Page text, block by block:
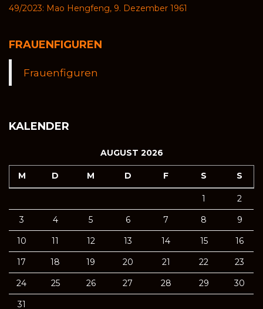
49/2023: Mao Hengfeng, 9. Dezember 1961
FRAUENFIGUREN
Frauenfiguren
KALENDER
AUGUST 2026
M D M D F S S
1
2
3
4 5 6 7 8
9
10
11 12 13 14 15
16
17
18 19 20 21 22
23
24
25 26 27 28 29
30
31